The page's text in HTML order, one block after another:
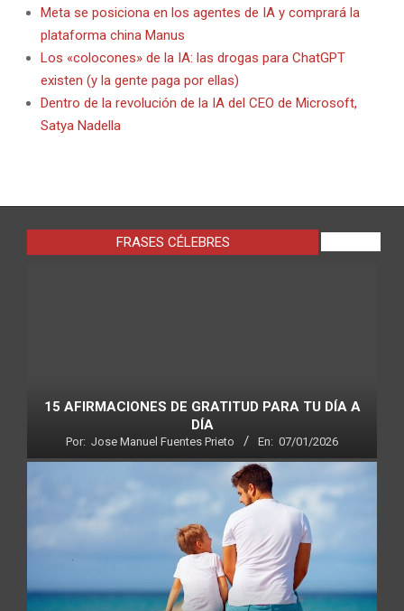
Meta se posiciona en los agentes de IA y comprará la
plataforma china Manus
Los «colocones» de la IA: las drogas para ChatGPT
existen (y la gente paga por ellas)
Dentro de la revolución de la IA del CEO de Microsoft,
Satya Nadella
FRASES CÉLEBRES
15 AFIRMACIONES DE GRATITUD PARA TU DÍA A
DÍA
Por: Jose Manuel Fuentes Prieto En: 07/01/2026